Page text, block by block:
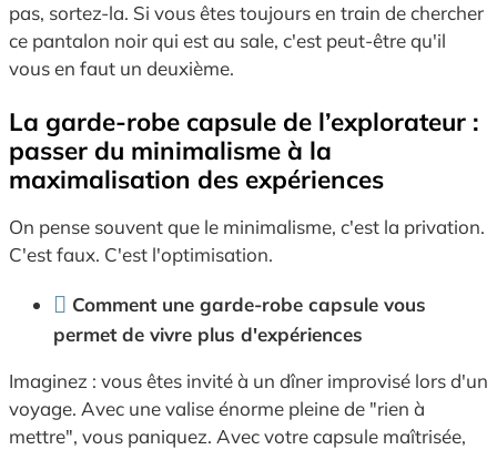
pas, sortez-la. Si vous êtes toujours en train de chercher
ce pantalon noir qui est au sale, c'est peut-être qu'il
vous en faut un deuxième.
La garde-robe capsule de l’explorateur :
passer du minimalisme à la
maximalisation des expériences
On pense souvent que le minimalisme, c'est la privation.
C'est faux. C'est l'optimisation.
Comment une garde-robe capsule vous
permet de vivre plus d'expériences
Imaginez : vous êtes invité à un dîner improvisé lors d'un
voyage. Avec une valise énorme pleine de "rien à
mettre", vous paniquez. Avec votre capsule maîtrisée,